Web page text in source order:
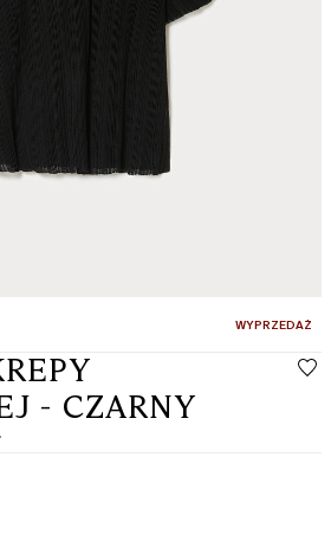
:WYPRZEDAŻ
- CZARNY